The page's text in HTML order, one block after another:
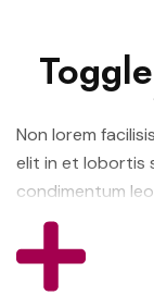
Toggle
Non lorem
elit in et lobortis
condimentum